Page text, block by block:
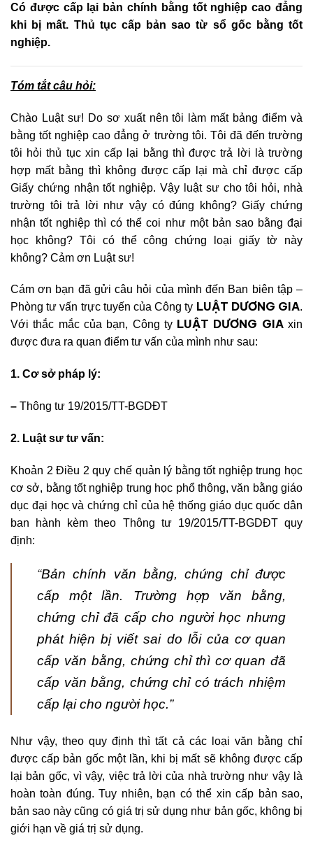
Có được cấp lại bản chính bằng tốt nghiệp cao đẳng
khi bị mất. Thủ tục cấp bản sao từ sổ gốc bằng tốt
nghiệp.
Tóm tắt câu hỏi:
Chào Luật sư! Do sơ xuất nên tôi làm mất bảng điểm và
bằng tốt nghiệp cao đẳng ở trường tôi. Tôi đã đến trường
tôi hỏi thủ tục xin cấp lại bằng thì được trả lời là trường
hợp mất bằng thì không được cấp lại mà chỉ được cấp
Giấy chứng nhận tốt nghiệp. Vậy luật sư cho tôi hỏi, nhà
trường tôi trả lời như vậy có đúng không? Giấy chứng
nhận tốt nghiệp thì có thể coi như một bản sao bằng đại
học không? Tôi có thể công chứng loại giấy tờ này
không? Cảm ơn Luật sư!
Cám ơn bạn đã gửi câu hỏi của mình đến Ban biên tập –
Phòng tư vấn trực tuyến của Công ty LUẬT DƯƠNG GIA.
Với thắc mắc của bạn, Công ty LUẬT DƯƠNG GIAxin
được đưa ra quan điểm tư vấn của mình như sau:
1. Cơ sở pháp lý:
– Thông tư 19/2015/TT-BGDĐT
2. Luật sư tư vấn:
Khoản 2 Điều 2 quy chế quản lý bằng tốt nghiệp trung học
cơ sở, bằng tốt nghiệp trung học phổ thông, văn bằng giáo
dục đại học và chứng chỉ của hệ thống giáo dục quốc dân
ban hành kèm theo Thông tư 19/2015/TT-BGDĐT quy
định:
“Bản chính văn bằng, chứng chỉ được
cấp một lần. Trường hợp văn bằng,
chứng chỉ đã cấp cho người học nhưng
phát hiện bị viết sai do lỗi của cơ quan
cấp văn bằng, chứng chỉ thì cơ quan đã
cấp văn bằng, chứng chỉ có trách nhiệm
cấp lại cho người học.”
Như vậy, theo quy định thì tất cả các loại văn bằng chỉ
được cấp bản gốc một lần, khi bị mất sẽ không được cấp
lại bản gốc, vì vậy, việc trả lời của nhà trường như vậy là
hoàn toàn đúng. Tuy nhiên, bạn có thể xin cấp bản sao,
bản sao này cũng có giá trị sử dụng như bản gốc, không bị
giới hạn về giá trị sử dụng.